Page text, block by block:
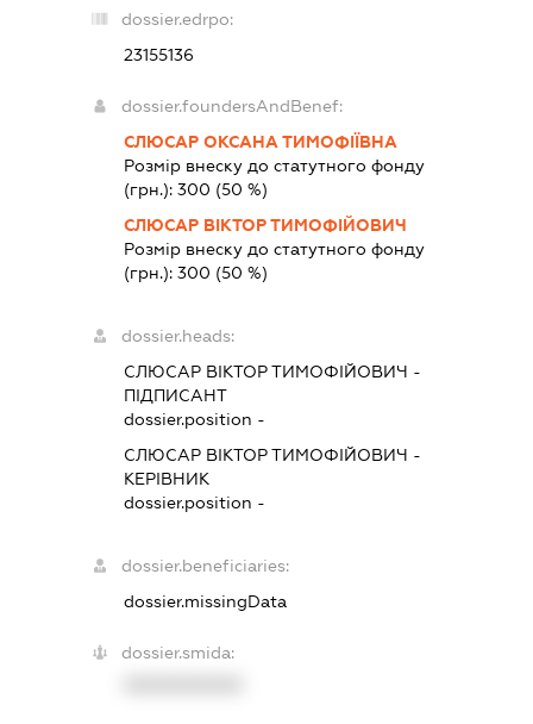
dossier.edrpo:
23155136
dossier.foundersAndBenef:
СЛЮСАР ОКСАНА ТИМОФІЇВНА
Розмір внеску до статутного фонду
(грн.):300 (50 %)
СЛЮСАР ВІКТОР ТИМОФІЙОВИЧ
Розмір внеску до статутного фонду
(грн.):300 (50 %)
dossier.heads:
СЛЮСАР ВІКТОР ТИМОФІЙОВИЧ -
ПІДПИСАНТ
dossier.position -
СЛЮСАР ВІКТОР ТИМОФІЙОВИЧ -
КЕРІВНИК
dossier.position -
dossier.beneficiaries:
dossier.missingData
dossier.smida: